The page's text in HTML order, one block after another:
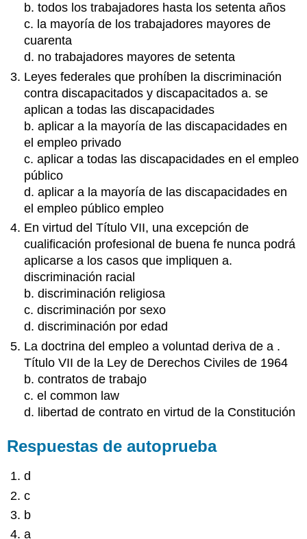
b. todos los trabajadores hasta los setenta años
c. la mayoría de los trabajadores mayores de
cuarenta
d. no trabajadores mayores de setenta
Leyes federales que prohíben la discriminación
contra discapacitados y discapacitados a. se
aplican a todas las discapacidades
b. aplicar a la mayoría de las discapacidades en
el empleo privado
c. aplicar a todas las discapacidades en el empleo
público
d. aplicar a la mayoría de las discapacidades en
el empleo público empleo
En virtud del Título VII, una excepción de
cualificación profesional de buena fe nunca podrá
aplicarse a los casos que impliquen a.
discriminación racial
b. discriminación religiosa
c. discriminación por sexo
d. discriminación por edad
La doctrina del empleo a voluntad deriva de a .
Título VII de la Ley de Derechos Civiles de 1964
b. contratos de trabajo
c. el common law
d. libertad de contrato en virtud de la Constitución
Respuestas de autoprueba
d
c
b
a